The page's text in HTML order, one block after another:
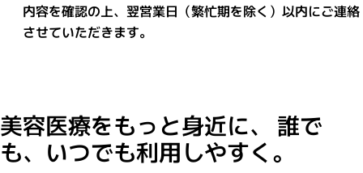
内容を確認の上、翌営業日（繁忙期を除く）以内にご連絡
させていただきます。
美容医療をもっと身近に、 誰で
も、いつでも利用しやすく。